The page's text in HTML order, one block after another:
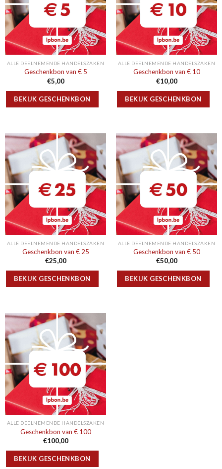
ALLE DEELNEMENDE HANDELSZAKEN
Geschenkbon van € 5
€5,00
BEKIJK GESCHENKBON
ALLE DEELNEMENDE HANDELSZAKEN
Geschenkbon van € 10
€10,00
BEKIJK GESCHENKBON
ALLE DEELNEMENDE HANDELSZAKEN
Geschenkbon van € 25
€25,00
BEKIJK GESCHENKBON
ALLE DEELNEMENDE HANDELSZAKEN
Geschenkbon van € 50
€50,00
BEKIJK GESCHENKBON
ALLE DEELNEMENDE HANDELSZAKEN
Geschenkbon van € 100
€100,00
BEKIJK GESCHENKBON